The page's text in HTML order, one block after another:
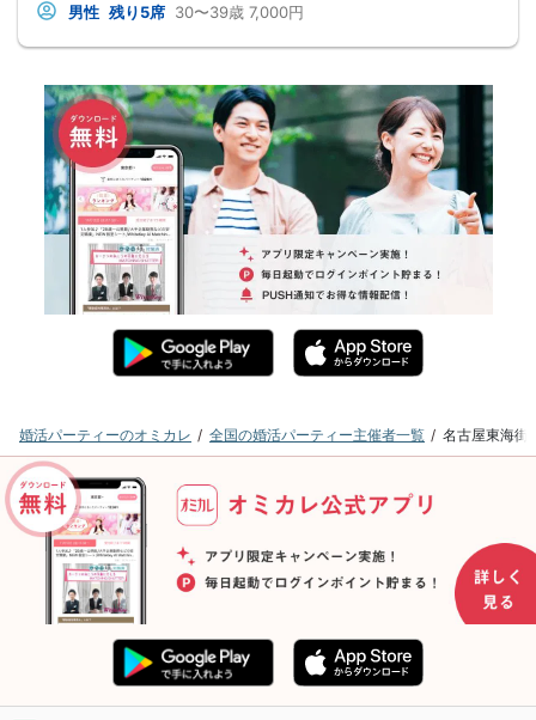
男性 残り5席 30〜39歳 7,000円
婚活パーティーのオミカレ 全国の婚活パーティー主催者一覧 名古屋東海街